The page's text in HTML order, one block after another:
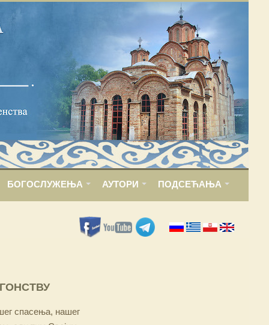
БОГОСЛУЖЕЊА АУТОРИ ПОДСЕЋАЊА
спасења, нашег